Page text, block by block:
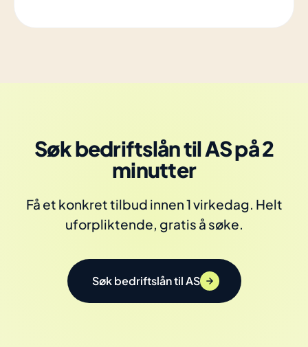
Søk bedriftslån til AS på 2
minutter
Få et konkret tilbud innen 1 virkedag. Helt
uforpliktende, gratis å søke.
Søk bedriftslån til AS